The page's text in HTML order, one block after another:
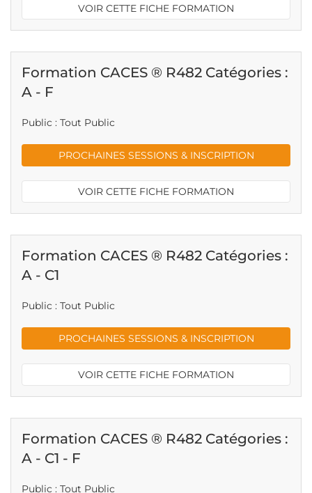
VOIR CETTE FICHE FORMATION
Formation CACES ® R482 Catégories :
A - F
Public : Tout Public
PROCHAINES SESSIONS & INSCRIPTION
VOIR CETTE FICHE FORMATION
Formation CACES ® R482 Catégories :
A - C1
Public : Tout Public
PROCHAINES SESSIONS & INSCRIPTION
VOIR CETTE FICHE FORMATION
Formation CACES ® R482 Catégories :
A - C1 - F
Public : Tout Public